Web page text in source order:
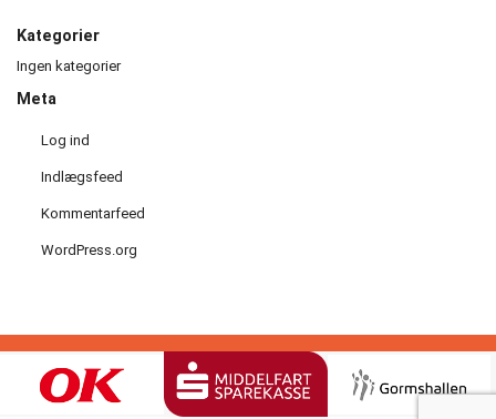
i
dagtimerne
Motionscykling
Padel
tennis
Kategorier
Ingen kategorier
Meta
Log ind
Indlægsfeed
Kommentarfeed
WordPress.org